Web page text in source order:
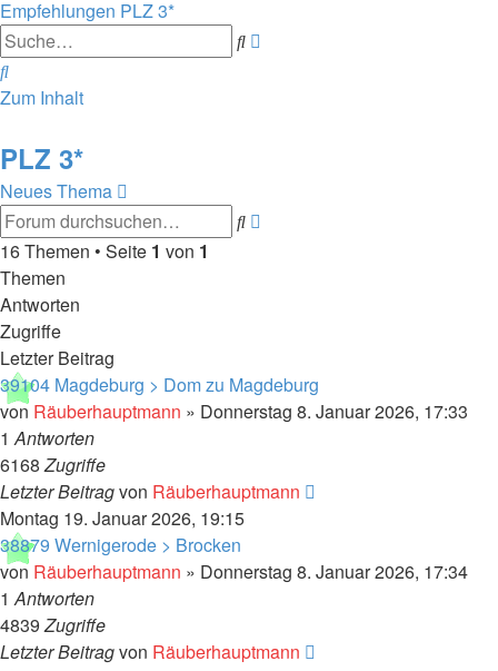
Empfehlungen PLZ 3*
Suche
Suche
Zum Inhalt
PLZ 3*
Neues Thema
Suche
16 Themen • Seite 1 von 1
Themen
Antworten
Zugriffe
Letzter Beitrag
39104 Magdeburg > Dom zu Magdeburg
von Räuberhauptmann » Donnerstag 8. Januar 2026, 17:33
1Antworten
6168Zugriffe
Letzter Beitragvon Räuberhauptmann
Montag 19. Januar 2026, 19:15
38879 Wernigerode > Brocken
von Räuberhauptmann » Donnerstag 8. Januar 2026, 17:34
1Antworten
4839Zugriffe
Letzter Beitragvon Räuberhauptmann